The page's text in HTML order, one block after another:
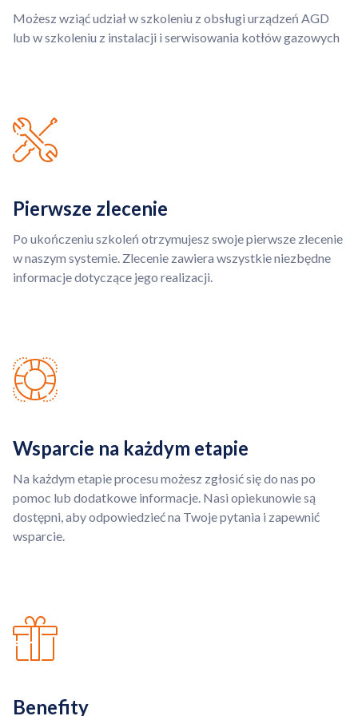
Możesz wziąć udział w szkoleniu z obsługi urządzeń AGD
lub w szkoleniu z instalacji i serwisowania kotłów gazowych
Pierwsze zlecenie
Po ukończeniu szkoleń otrzymujesz swoje pierwsze zlecenie
w naszym systemie. Zlecenie zawiera wszystkie niezbędne
informacje dotyczące jego realizacji.
Wsparcie na każdym etapie
Na każdym etapie procesu możesz zgłosić się do nas po
pomoc lub dodatkowe informacje. Nasi opiekunowie są
dostępni, aby odpowiedzieć na Twoje pytania i zapewnić
wsparcie.
Benefity